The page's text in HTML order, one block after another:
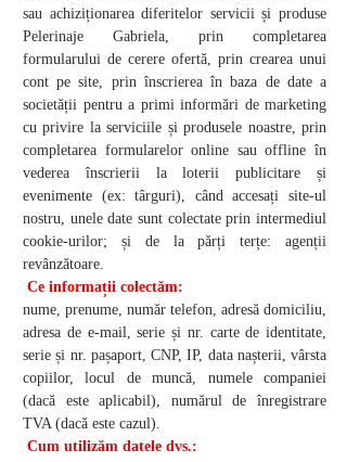
sau achiziționarea diferitelor servicii și produse
Pelerinaje Gabriela, prin completarea
formularului de cerere ofertă, prin crearea unui
cont pe site, prin înscrierea în baza de date a
societății pentru a primi informări de marketing
cu privire la serviciile și produsele noastre, prin
completarea formularelor online sau offline în
vederea înscrierii la loterii publicitare și
evenimente (ex: târguri), când accesați site-ul
nostru, unele date sunt colectate prin intermediul
cookie-urilor; și de la părți terțe: agenții
revânzătoare.
Ce informații colectăm:
nume, prenume, număr telefon, adresă domiciliu,
adresa de e-mail, serie și nr. carte de identitate,
serie și nr. pașaport, CNP, IP, data nașterii, vârsta
copiilor, locul de muncă, numele companiei
(dacă este aplicabil), numărul de înregistrare
TVA (dacă este cazul).
Cum utilizăm datele dvs.: